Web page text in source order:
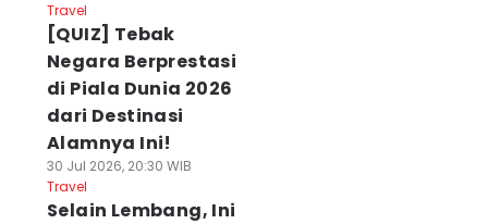
Travel
[QUIZ] Tebak
Negara Berprestasi
di Piala Dunia 2026
dari Destinasi
Alamnya Ini!
30 Jul 2026, 20:30 WIB
Travel
Selain Lembang, Ini